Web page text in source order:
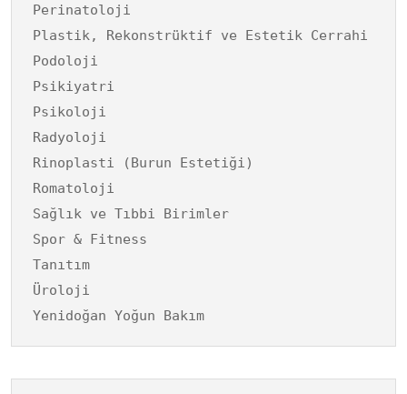
Perinatoloji
Plastik, Rekonstrüktif ve Estetik Cerrahi
Podoloji
Psikiyatri
Psikoloji
Radyoloji
Rinoplasti (Burun Estetiği)
Romatoloji
Sağlık ve Tıbbi Birimler
Spor & Fitness
Tanıtım
Üroloji
Yenidoğan Yoğun Bakım